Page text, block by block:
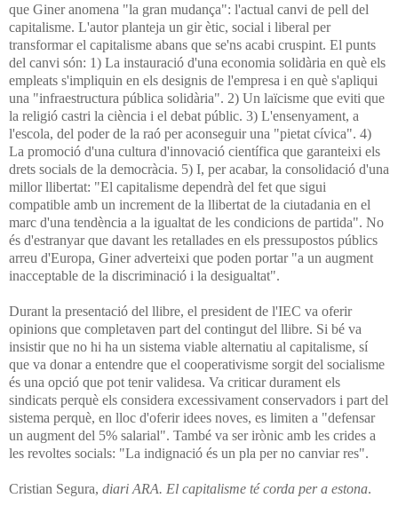
que Giner anomena "la gran mudança": l'actual canvi de pell del
capitalisme. L'autor planteja un gir ètic, social i liberal per
transformar el capitalisme abans que se'ns acabi cruspint. El punts
del canvi són: 1) La instauració d'una economia solidària en què els
empleats s'impliquin en els designis de l'empresa i en què s'apliqui
una "infraestructura pública solidària". 2) Un laïcisme que eviti que
la religió castri la ciència i el debat públic. 3) L'ensenyament, a
l'escola, del poder de la raó per aconseguir una "pietat cívica". 4)
La promoció d'una cultura d'innovació científica que garanteixi els
drets socials de la democràcia. 5) I, per acabar, la consolidació d'una
millor llibertat: "El capitalisme dependrà del fet que sigui
compatible amb un increment de la llibertat de la ciutadania en el
marc d'una tendència a la igualtat de les condicions de partida". No
és d'estranyar que davant les retallades en els pressupostos públics
arreu d'Europa, Giner adverteixi que poden portar "a un augment
inacceptable de la discriminació i la desigualtat".
Durant la presentació del llibre, el president de l'IEC va oferir
opinions que completaven part del contingut del llibre. Si bé va
insistir que no hi ha un sistema viable alternatiu al capitalisme, sí
que va donar a entendre que el cooperativisme sorgit del socialisme
és una opció que pot tenir validesa. Va criticar durament els
sindicats perquè els considera excessivament conservadors i part del
sistema perquè, en lloc d'oferir idees noves, es limiten a "defensar
un augment del 5% salarial". També va ser irònic amb les crides a
les revoltes socials: "La indignació és un pla per no canviar res".
Cristian Segura, diari ARA. El capitalisme té corda per a estona.